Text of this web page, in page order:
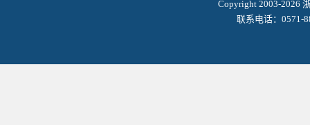
Copyright 2003-2026
联系电话：